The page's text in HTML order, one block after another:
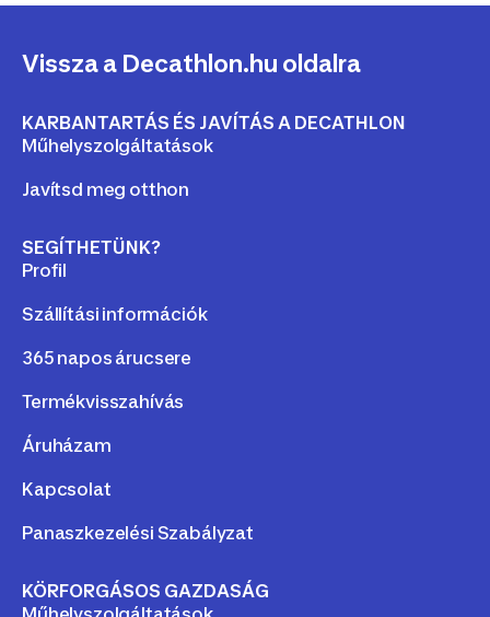
bemutatóvideóinkat.
Vissza a Decathlon.hu oldalra
KARBANTARTÁS ÉS JAVÍTÁS A DECATHLON
Műhelyszolgáltatások
Javítsd meg otthon
SEGÍTHETÜNK?
Profil
Szállítási információk
365 napos árucsere
Termékvisszahívás
Áruházam
Kapcsolat
Panaszkezelési Szabályzat
KÖRFORGÁSOS GAZDASÁG